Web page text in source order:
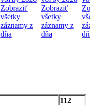
Zobraziť
všetky
záznamy z
dňa
Zobraziť
všetky
záznamy z
dňa
112